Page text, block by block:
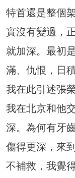
特首還是整個
實沒有變過，
就加深。最初
滿、仇恨，日
我在此引述張
我在北京和他
深。為何有牙
傷得更深，來
不補救，我覺